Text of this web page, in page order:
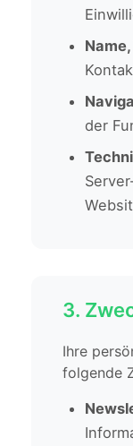
der
3.
Ihre
folgende